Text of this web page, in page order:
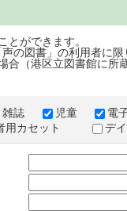
とができます。
の図書」の利用者に限
合（港区立図書館に所
雑誌 児童
電
用カセット
デ